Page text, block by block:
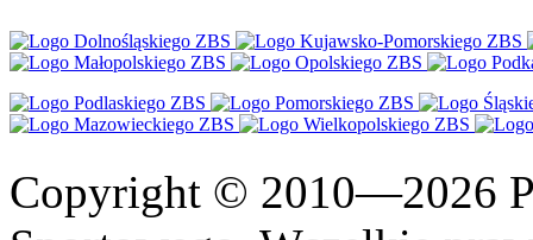
Copyright © 2010—2026